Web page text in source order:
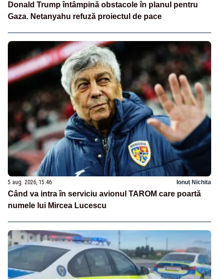
Donald Trump întâmpină obstacole în planul pentru
Gaza. Netanyahu refuză proiectul de pace
5 aug. 2026, 15:46 Ionuț Nichita
Când va intra în serviciu avionul TAROM care poartă
numele lui Mircea Lucescu